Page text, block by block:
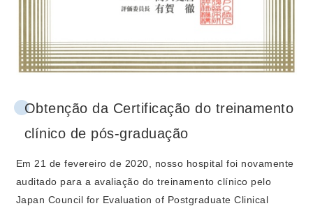
Obtenção da Certificação do treinamento
clínico de pós-graduação
Em 21 de fevereiro de 2020, nosso hospital foi novamente
auditado para a avaliação do treinamento clínico pelo
Japan Council for Evaluation of Postgraduate Clinical